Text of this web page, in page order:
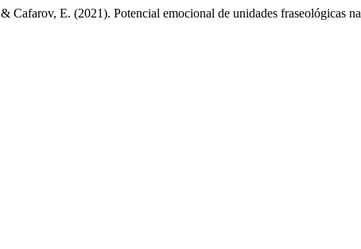
E. (2021). Potencial emocional de unidades fraseológicas